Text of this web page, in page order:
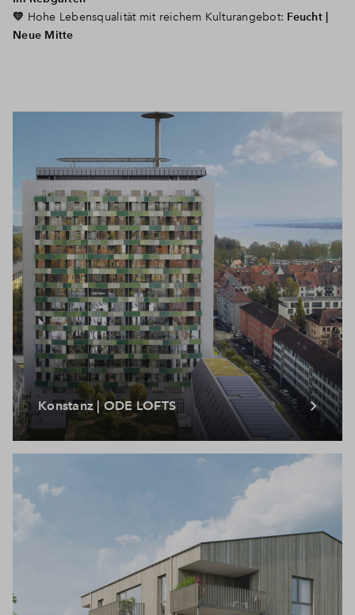
💛 Hohe Lebensqualität mit reichem Kulturangebot: Feucht |
Neue Mitte
Konstanz | ODE LOFTS